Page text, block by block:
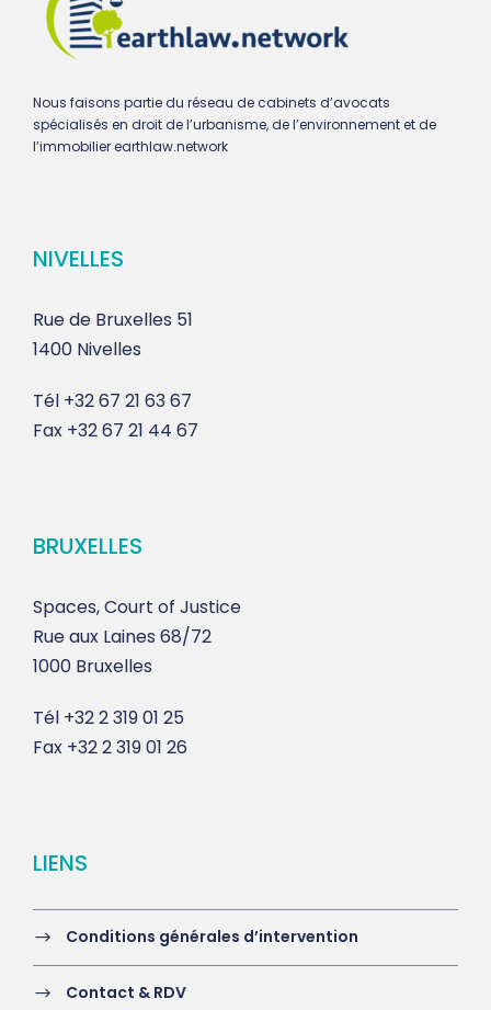
Nous faisons partie du réseau de cabinets d’avocats
spécialisés en droit de l’urbanisme, de l’environnement et de
l’immobilier earthlaw.network
NIVELLES
Rue de Bruxelles 51
1400 Nivelles
Tél +32 67 21 63 67
Fax +32 67 21 44 67
BRUXELLES
Spaces, Court of Justice
Rue aux Laines 68/72
1000 Bruxelles
Tél +32 2 319 01 25
Fax +32 2 319 01 26
LIENS
Conditions générales d’intervention
Contact & RDV